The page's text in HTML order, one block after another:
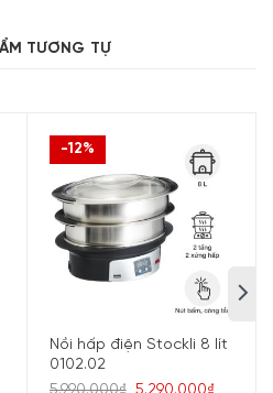
thì nắp thủy tinh dễ dàng cho
giữ ấm khoảng 40 phút cho
nóng hổi. Bạn cũng dễ dàng
các lỗ gắn phía trên nồi
bị thiếu nước.
TƯƠNG TỰ
-12%
Nồi hấp điện Stockli 8 lít
0102.02